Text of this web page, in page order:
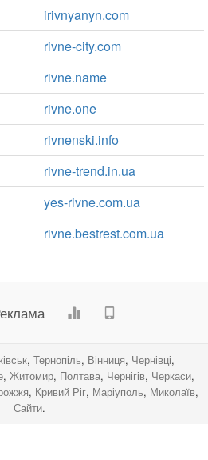
irivnyanyn.com
rivne-city.com
rivne.name
rivne.one
rivnenski.info
rivne-trend.in.ua
yes-rivne.com.ua
rivne.bestrest.com.ua
, Тернопіль, Вінниця, Чернівці,
, Житомир, Полтава, Чернігів, Черкаси,
, Кривий Ріг, Маріуполь, Миколаїв,
Сайти.